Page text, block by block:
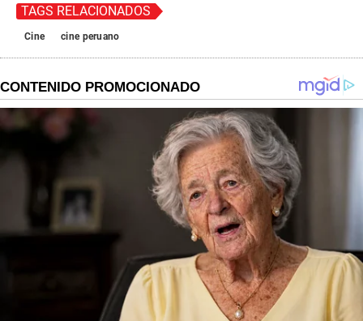
TAGS RELACIONADOS
Cine cine peruano